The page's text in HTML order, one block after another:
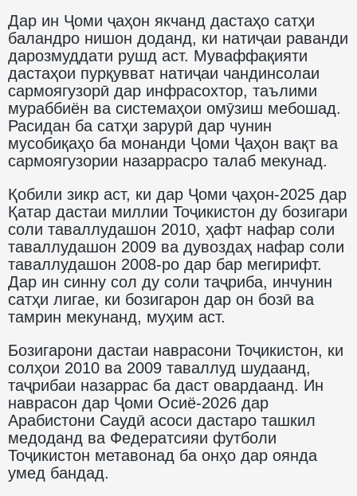
Дар ин Ҷоми ҷаҳон якчанд дастаҳо сатҳи
баландро нишон доданд, ки натиҷаи раванди
дарозмуддати рушд аст. Муваффақияти
дастаҳои пурқувват натиҷаи чандинсолаи
сармоягузорӣ дар инфрасохтор, таълими
мураббиён ва системаҳои омӯзиш мебошад.
Расидан ба сатҳи зарурӣ дар чунин
мусобиқаҳо ба монанди Ҷоми Ҷаҳон вақт ва
сармоягузории назаррасро талаб мекунад.
Қобили зикр аст, ки дар Ҷоми ҷаҳон-2025 дар
Қатар дастаи миллии Тоҷикистон ду бозигари
соли таваллудашон 2010, ҳафт нафар соли
таваллудашон 2009 ва дувоздаҳ нафар соли
таваллудашон 2008-ро дар бар мегирифт.
Дар ин синну сол ду соли таҷриба, инчунин
сатҳи лигае, ки бозигарон дар он бозӣ ва
тамрин мекунанд, муҳим аст.
Бозигарони дастаи наврасони Тоҷикистон, ки
солҳои 2010 ва 2009 таваллуд шудаанд,
таҷрибаи назаррас ба даст овардаанд. Ин
наврасон дар Ҷоми Осиё-2026 дар
Арабистони Саудӣ асоси дастаро ташкил
медоданд ва Федератсияи футболи
Тоҷикистон метавонад ба онҳо дар оянда
умед бандад.